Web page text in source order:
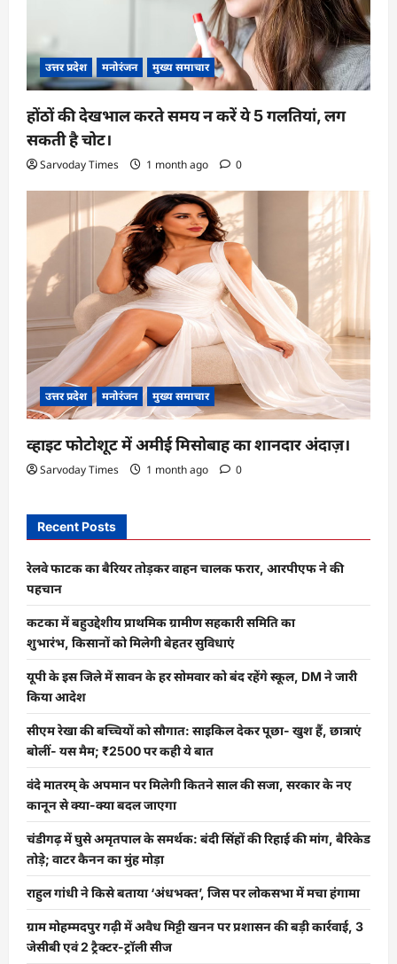
उत्तर प्रदेश मनोरंजन मुख्य समाचार
होंठों की देखभाल करते समय न करें ये 5 गलतियां, लग
सकती है चोट।
Sarvoday Times 1 month ago 0
उत्तर प्रदेश मनोरंजन मुख्य समाचार
व्हाइट फोटोशूट में अमीई मिसोबाह का शानदार अंदाज़।
Sarvoday Times 1 month ago 0
Recent Posts
रेलवे फाटक का बैरियर तोड़कर वाहन चालक फरार, आरपीएफ ने की
पहचान
कटका में बहुउद्देशीय प्राथमिक ग्रामीण सहकारी समिति का
शुभारंभ, किसानों को मिलेगी बेहतर सुविधाएं
यूपी के इस जिले में सावन के हर सोमवार को बंद रहेंगे स्कूल, DM ने जारी
किया आदेश
सीएम रेखा की बच्चियों को सौगात: साइकिल देकर पूछा- खुश हैं, छात्राएं
बोलीं- यस मैम; ₹2500 पर कही ये बात
वंदे मातरम् के अपमान पर मिलेगी कितने साल की सजा, सरकार के नए
कानून से क्या-क्या बदल जाएगा
चंडीगढ़ में घुसे अमृतपाल के समर्थक: बंदी सिंहों की रिहाई की मांग, बैरिकेड
तोड़े; वाटर कैनन का मुंह मोड़ा
राहुल गांधी ने किसे बताया ‘अंधभक्त’, जिस पर लोकसभा में मचा हंगामा
ग्राम मोहम्मदपुर गढ़ी में अवैध मिट्टी खनन पर प्रशासन की बड़ी कार्रवाई, 3
जेसीबी एवं 2 ट्रैक्टर-ट्रॉली सीज